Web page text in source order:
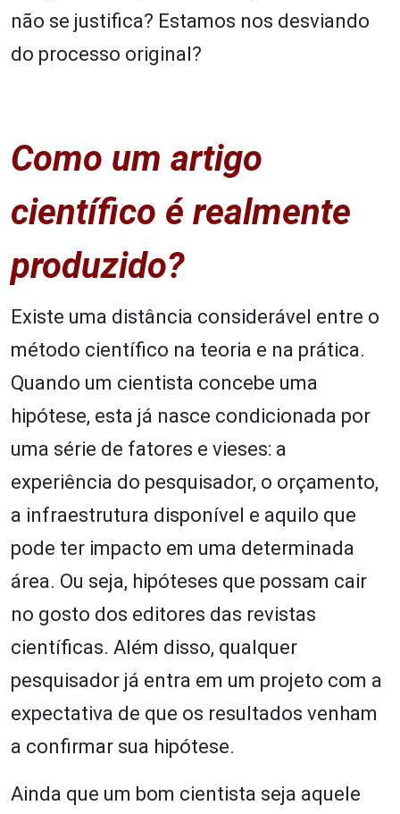
não se justifica? Estamos nos desviando
do processo original?
Como um artigo
científico é realmente
produzido?
Existe uma distância considerável entre o
método científico na teoria e na prática.
Quando um cientista concebe uma
hipótese, esta já nasce condicionada por
uma série de fatores e vieses: a
experiência do pesquisador, o orçamento,
a infraestrutura disponível e aquilo que
pode ter impacto em uma determinada
área. Ou seja, hipóteses que possam cair
no gosto dos editores das revistas
científicas. Além disso, qualquer
pesquisador já entra em um projeto com a
expectativa de que os resultados venham
a confirmar sua hipótese.
Ainda que um bom cientista seja aquele